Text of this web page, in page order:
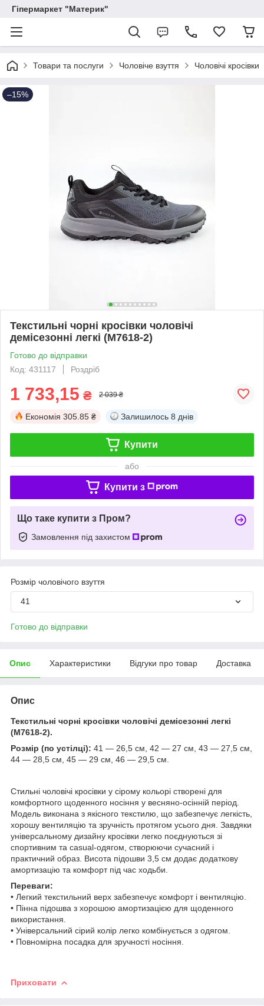
Гіпермаркет "Материк"
Товари та послуги Чоловіче взуття Чоловічі кросівки
–15%
Текстильні чорні кросівки чоловічі
демісезонні легкі (M7618-2)
Готово до відправки
Код: 431117
Роздріб
1 733,15 ₴ 2 039 ₴
Економія 305.85 ₴ Залишилось 8 днів
Купити
або
Купити з
Що таке купити з Пром?
Замовлення під захистом
Розмір чоловічого взуття
41
Готово до відправки
Опис Характеристики Відгуки про товар Доставка
Опис
Текстильні чорні кросівки чоловічі демісезонні легкі
(M7618-2).
Розмір (по устілці): 41 — 26,5 см, 42 — 27 см, 43 — 27,5 см,
44 — 28,5 см, 45 — 29 см, 46 — 29,5 см.
Стильні чоловічі кросівки у сірому кольорі створені для
комфортного щоденного носіння у весняно-осінній період.
Модель виконана з якісного текстилю, що забезпечує легкість,
хорошу вентиляцію та зручність протягом усього дня. Завдяки
універсальному дизайну кросівки легко поєднуються зі
спортивним та casual-одягом, створюючи сучасний і
практичний образ. Висота підошви 3,5 см додає додаткову
амортизацію та комфорт під час ходьби.
Переваги:
• Легкий текстильний верх забезпечує комфорт і вентиляцію.
• Пінна підошва з хорошою амортизацією для щоденного
використання.
• Універсальний сірий колір легко комбінується з одягом.
• Повномірна посадка для зручності носіння.
Приховати